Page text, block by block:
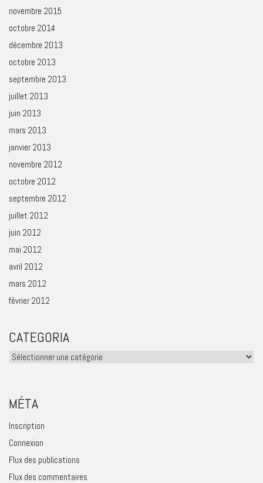
novembre 2015
octobre 2014
décembre 2013
octobre 2013
septembre 2013
juillet 2013
juin 2013
mars 2013
janvier 2013
novembre 2012
octobre 2012
septembre 2012
juillet 2012
juin 2012
mai 2012
avril 2012
mars 2012
février 2012
CATEGORIA
Categoria
MÉTA
Inscription
Connexion
Flux des publications
Flux des commentaires